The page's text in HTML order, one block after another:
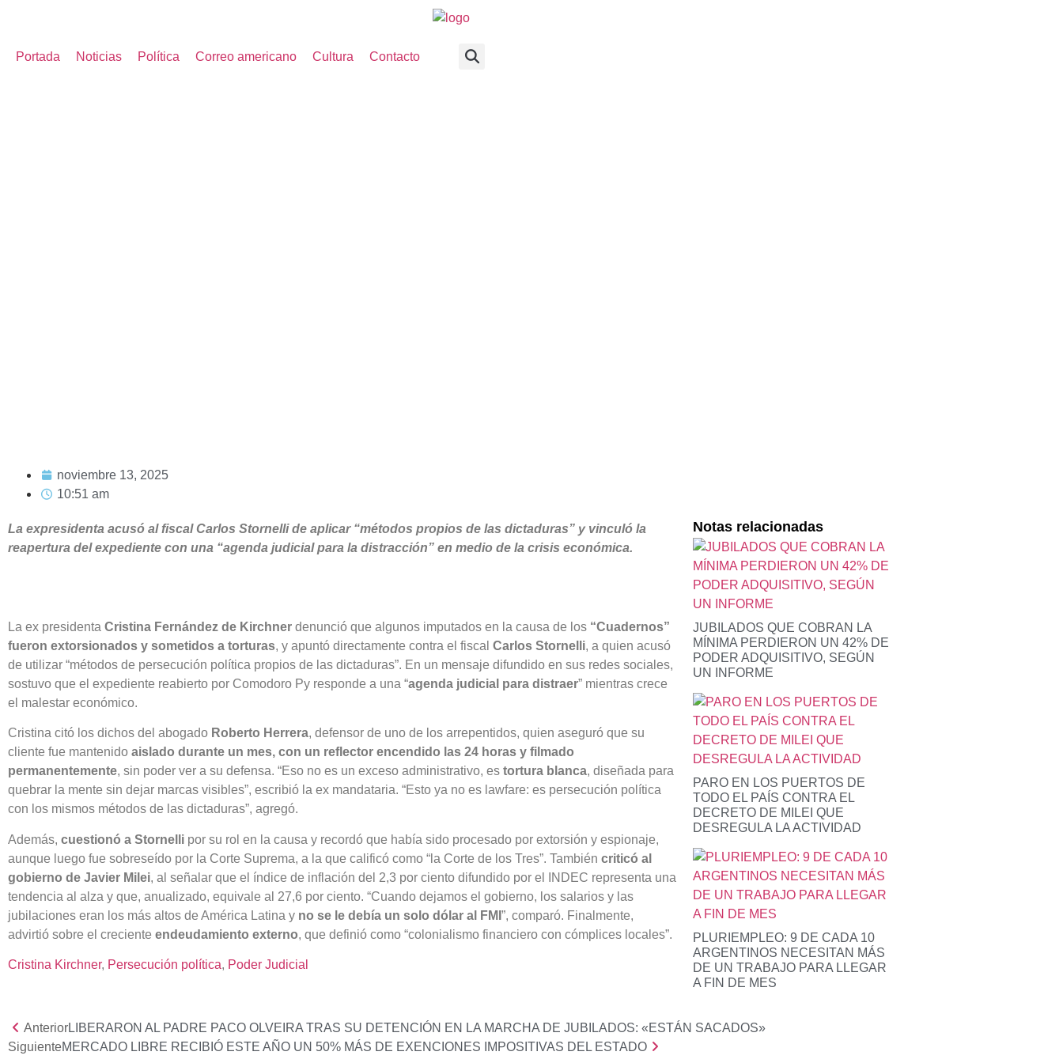
Portada Noticias Política Correo americano Cultura Contacto
noviembre 13, 2025
10:51 am
La expresidenta acusó al fiscal Carlos Stornelli de aplicar “métodos propios de las dictaduras” y vinculó la
reapertura del expediente con una “agenda judicial para la distracción” en medio de la crisis económica.
La ex presidenta Cristina Fernández de Kirchner denunció que algunos imputados en la causa de los “Cuadernos”
fueron extorsionados y sometidos a torturas, y apuntó directamente contra el fiscal Carlos Stornelli, a quien acusó
de utilizar “métodos de persecución política propios de las dictaduras”. En un mensaje difundido en sus redes sociales,
sostuvo que el expediente reabierto por Comodoro Py responde a una “agenda judicial para distraer” mientras crece
el malestar económico.
Cristina citó los dichos del abogado Roberto Herrera, defensor de uno de los arrepentidos, quien aseguró que su
cliente fue mantenido aislado durante un mes, con un reflector encendido las 24 horas y filmado
permanentemente, sin poder ver a su defensa. “Eso no es un exceso administrativo, es tortura blanca, diseñada para
quebrar la mente sin dejar marcas visibles”, escribió la ex mandataria. “Esto ya no es lawfare: es persecución política
con los mismos métodos de las dictaduras”, agregó.
Además, cuestionó a Stornelli por su rol en la causa y recordó que había sido procesado por extorsión y espionaje,
aunque luego fue sobreseído por la Corte Suprema, a la que calificó como “la Corte de los Tres”. También criticó al
gobierno de Javier Milei, al señalar que el índice de inflación del 2,3 por ciento difundido por el INDEC representa una
tendencia al alza y que, anualizado, equivale al 27,6 por ciento. “Cuando dejamos el gobierno, los salarios y las
jubilaciones eran los más altos de América Latina y no se le debía un solo dólar al FMI ”, comparó. Finalmente,
advirtió sobre el creciente endeudamiento externo, que definió como “colonialismo financiero con cómplices locales”.
Cristina Kirchner, Persecución política, Poder Judicial
Notas relacionadas
JUBILADOS QUE COBRAN LA
MÍNIMA PERDIERON UN 42% DE
PODER ADQUISITIVO, SEGÚN
UN INFORME
PARO EN LOS PUERTOS DE
TODO EL PAÍS CONTRA EL
DECRETO DE MILEI QUE
DESREGULA LA ACTIVIDAD
PLURIEMPLEO: 9 DE CADA 10
ARGENTINOS NECESITAN MÁS
DE UN TRABAJO PARA LLEGAR
A FIN DE MES
AnteriorLIBERARON AL PADRE PACO OLVEIRA TRAS SU DETENCIÓN EN LA MARCHA DE JUBILADOS: «ESTÁN SACADOS»
SiguienteMERCADO LIBRE RECIBIÓ ESTE AÑO UN 50% MÁS DE EXENCIONES IMPOSITIVAS DEL ESTADO